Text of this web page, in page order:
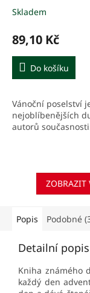
Průměrné
produktu
je
5,0
5
Skladem
89,10 Kč
Do košíku
Vánoční poselství
nejoblíbenějších
autorů
ZOBRAZIT
Popis Podobné
Detailní
Kniha známého
každý den